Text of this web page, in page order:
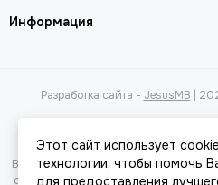
Информация
Разработка сайта - JesusMB |
Вся представленная на сайте
стоимости товаров и услуг, носит
Этот сайт использует
технологии, чтобы помочь
для предоставления